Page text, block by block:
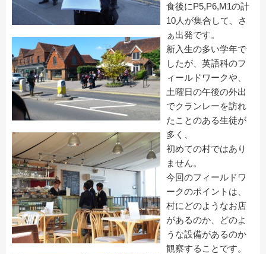
食後にP5,P6,M1の計
10人が集合して、さ
ぁ出発です。
新入生の多い学年で
したが、英語科のフ
ィールドワークや、
土曜日の午後の外出
でクランレーを訪れ
たことのある生徒が
多く、
初めての村ではあり
ません。
今回のフィールドワ
ークのポイントは、
村にどのようなお店
があるのか、どのよ
うな設備があるのか
観察することです。